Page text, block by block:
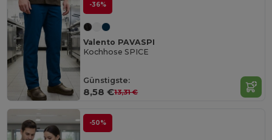
-36%
Valento PAVASPI
Kochhose SPICE
Günstigste:
8,58 €13,31 €
-50%